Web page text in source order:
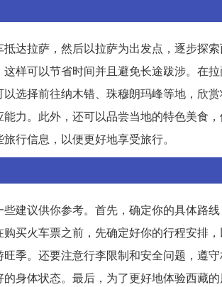
达拉萨，然后以拉萨为出发点，逐步探
样可以节省时间并且避免长途跋涉。在
选择前往纳木错、珠穆朗玛峰等地，欣
力。此外，还可以品尝当地的特色美食
行信息，以便更好地享受旅行。
建议供你参考。首先，确定你的具体路
买火车票之前，先确定好你的行程安排
季。还要注意行李限制和安全问题，遵
身体状态。最后，为了更好地体验西藏